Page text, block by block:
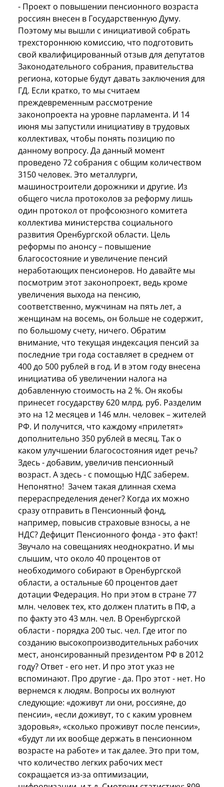
- Проект о повышении пенсионного возраста
россиян внесен в Государственную Думу.
Поэтому мы вышли с инициативой собрать
трехстороннюю комиссию, что подготовить
свой квалифицированный отзыв для депутатов
Законодательного собрания, правительства
региона, которые будут давать заключения для
ГД. Если кратко, то мы считаем
преждевременным рассмотрение
законопроекта на уровне парламента. И 14
июня мы запустили инициативу в трудовых
коллективах, чтобы понять позицию по
данному вопросу. Да данный момент
проведено 72 собрания с общим количеством
3150 человек. Это металлурги,
машиностроители дорожники и другие. Из
общего числа протоколов за реформу лишь
один протокол от профсоюзного комитета
коллектива министерства социального
развития Оренбургской области. Цель
реформы по анонсу – повышение
благосостояние и увеличение пенсий
неработающих пенсионеров. Но давайте мы
посмотрим этот законопроект, ведь кроме
увеличения выхода на пенсию,
соответственно, мужчинам на пять лет, а
женщинам на восемь, он больше не содержит,
по большому счету, ничего. Обратим
внимание, что текущая индексация пенсий за
последние три года составляет в среднем от
400 до 500 рублей в год. И в этом году внесена
инициатива об увеличении налога на
добавленную стоимость на 2 %. Он якобы
принесет государству 620 млрд. руб. Разделим
это на 12 месяцев и 146 млн. человек – жителей
РФ. И получится, что каждому «прилетят»
дополнительно 350 рублей в месяц. Так о
каком улучшении благосостояния идет речь?
Здесь - добавим, увеличив пенсионный
возраст. А здесь - с помощью НДС заберем.
Непонятно! Зачем такая длинная схема
перераспределения денег? Когда их можно
сразу отправить в Пенсионный фонд,
например, повысив страховые взносы, а не
НДС? Дефицит Пенсионного фонда - это факт!
Звучало на совещаниях неоднократно. И мы
слышим, что около 40 процентов от
необходимого собирают в Оренбургской
области, а остальные 60 процентов дает
дотации Федерация. Но при этом в стране 77
млн. человек тех, кто должен платить в ПФ, а
по факту это 43 млн. чел. В Оренбургской
области - порядка 200 тыс. чел. Где итог по
созданию высокопроизводительных рабочих
мест, анонсированный президентом РФ в 2012
году? Ответ - его нет. И про этот указ не
вспоминают. Про другие - да. Про этот - нет. Но
вернемся к людям. Вопросы их волнуют
следующие: «доживут ли они, россияне, до
пенсии», «если доживут, то с каким уровнем
здоровья», «сколько проживут после пенсии»,
«будут ли их вообще держать в пенсионном
возрасте на работе» и так далее. Это при том,
что количество легких рабочих мест
сокращается из-за оптимизации,